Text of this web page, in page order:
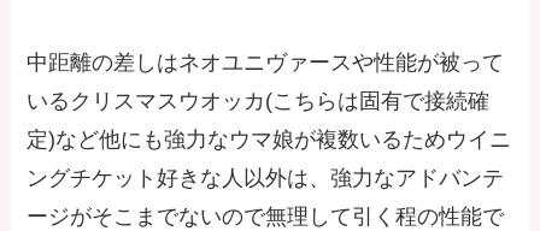
中距離の差しはネオユニヴァースや性能が被って
いるクリスマスウオッカ(こちらは固有で接続確
定)など他にも強力なウマ娘が複数いるためウイニ
ングチケット好きな人以外は、強力なアドバンテ
ージがそこまでないので無理して引く程の性能で